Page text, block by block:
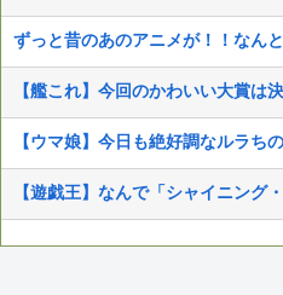
ずっと昔のあのアニメが！！なん
【艦これ】今回のかわいい大賞は
【ウマ娘】今日も絶好調なルラち